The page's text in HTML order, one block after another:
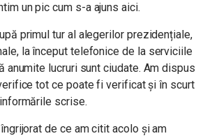
un pic cum s-a ajuns aici.
primul tur al alegerilor prezidențiale,
la început telefonice de la serviciile
anumite lucruri sunt ciudate. Am dispus
tot ce poate fi verificat și în scurt
scrise.
de ce am citit acolo și am